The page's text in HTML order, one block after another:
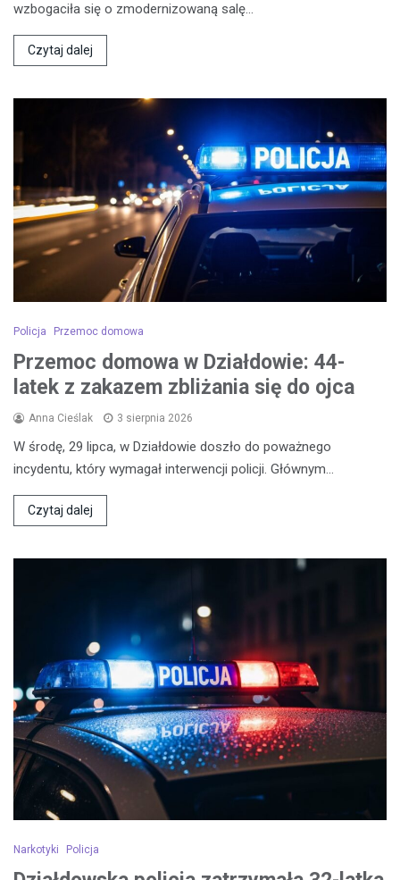
wzbogaciła się o zmodernizowaną salę…
Czytaj dalej
Policja Przemoc domowa
Przemoc domowa w Działdowie: 44-
latek z zakazem zbliżania się do ojca
Anna Cieślak 3 sierpnia 2026
W środę, 29 lipca, w Działdowie doszło do poważnego
incydentu, który wymagał interwencji policji. Głównym…
Czytaj dalej
Narkotyki Policja